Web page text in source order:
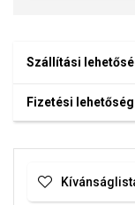
Szállítási
Fizetési